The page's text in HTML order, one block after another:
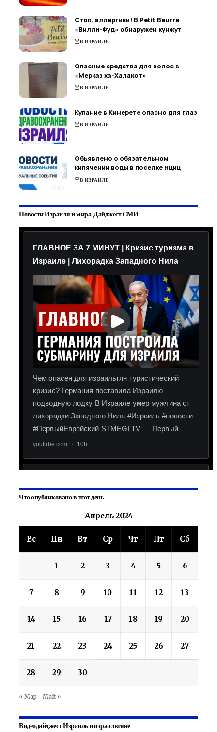
Стоп, аллергики! В Petit Beurre
«Вилли-Фуд» обнаружен кунжут
В ИЗРАИЛЕ
Опасные средства для волос в
«Мерказ ха-Халакот»
В ИЗРАИЛЕ
Купание в Кинерете опасно для глаз
В ИЗРАИЛЕ
Объявлено о обязательном
кипячении воды в поселке Яциц
В ИЗРАИЛЕ
Новости Израиля и мира. Дайджест СМИ
Что опубликовано в этот день
Апрель 2024
Вс Пн Вт Ср Чт Пт Сб
1 2 3 4 5 6
7 8 9 10 11 12 13
14 15 16 17 18 19 20
21 22 23 24 25 26 27
28 29 30
« Мар Май »
Видеодайджест Израиль и израильтяне